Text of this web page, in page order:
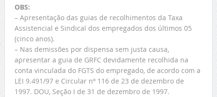
OBS:
– Apresentação das guias de recolhimentos da Taxa
Assistencial e Sindical dos empregados dos últimos 05
(cinco anos).
– Nas demissões por dispensa sem justa causa,
apresentar a guia de GRFC devidamente recolhida na
conta vinculada do FGTS do empregado, de acordo com a
LEI 9.491/97 e Circular nº 116 de 23 de dezembro de
1997. DOU, Seção I de 31 de dezembro de 1997.